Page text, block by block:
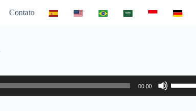
Contato
00:00
as
setas